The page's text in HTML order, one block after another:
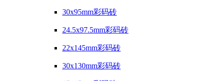
30x95mm彩码砖
24.5x97.5mm彩码砖
22x145mm彩码砖
30x130mm彩码砖